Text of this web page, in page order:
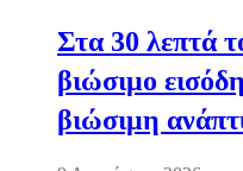
Στα 30 λεπτά
βιώσιμο
βιώσιμη